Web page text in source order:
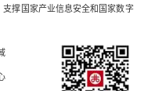
撑国家产业信息安全和国家数字